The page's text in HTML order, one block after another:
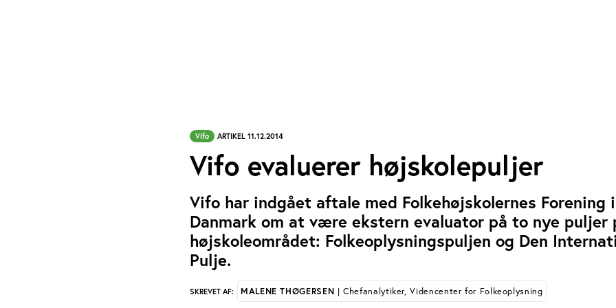
Vifo ARTIKEL 11.12.2014
Vifo evaluerer højskolepuljer
Vifo har indgået aftale med Folkehøjskolernes Forening i
Danmark om at være ekstern evaluator på to nye puljer
højskoleområdet: Folkeoplysningspuljen og Den
Pulje.
SKREVET AF: MALENE THØGERSEN | Chefanalytiker, Videncenter for Folkeoplysning